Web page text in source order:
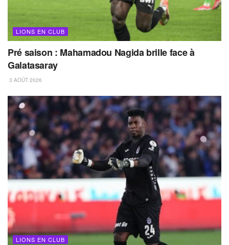
LIONS EN CLUB
Pré saison : Mahamadou Nagida brille face à
Galatasaray
3 AOÛT 2026
LIONS EN CLUB